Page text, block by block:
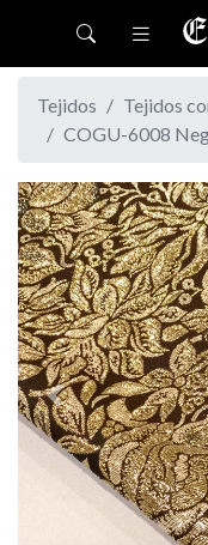
Tejidos Tejidos
COGU-6008
Previous